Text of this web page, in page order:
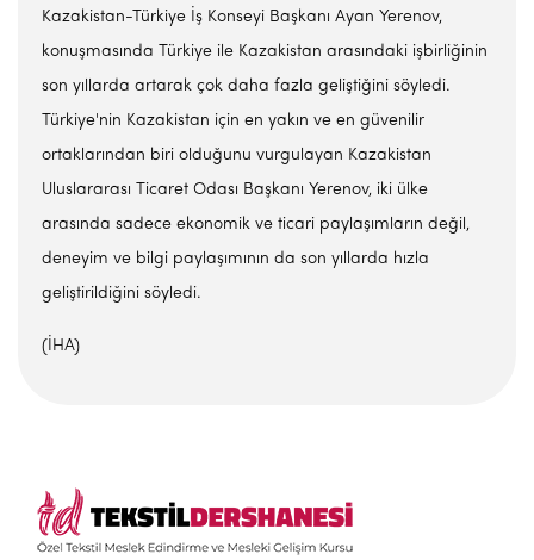
Kazakistan-Türkiye İş Konseyi Başkanı Ayan Yerenov,
konuşmasında Türkiye ile Kazakistan arasındaki işbirliğinin
son yıllarda artarak çok daha fazla geliştiğini söyledi.
Türkiye'nin Kazakistan için en yakın ve en güvenilir
ortaklarından biri olduğunu vurgulayan Kazakistan
Uluslararası Ticaret Odası Başkanı Yerenov, iki ülke
arasında sadece ekonomik ve ticari paylaşımların değil,
deneyim ve bilgi paylaşımının da son yıllarda hızla
geliştirildiğini söyledi.
(İHA)